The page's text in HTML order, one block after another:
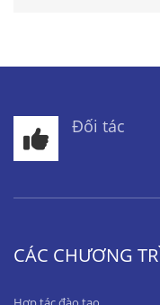
Đối tác
CÁC CHƯƠNG